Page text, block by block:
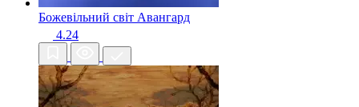
Божевільний світ Авангард
4.24